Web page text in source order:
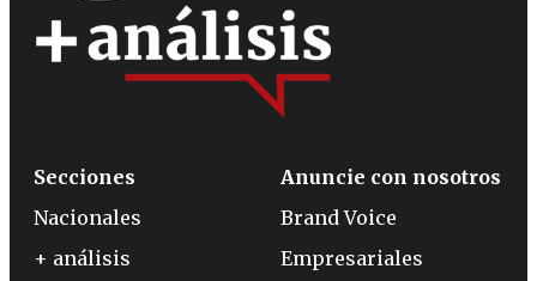
Secciones
Nacionales
+ análisis
Anuncie con nosotros
Brand Voice
Empresariales